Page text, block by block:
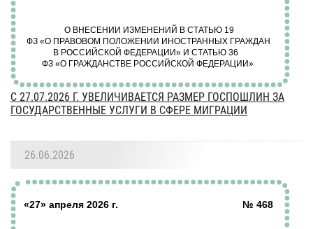
C 27.07.2026 Г. УВЕЛИЧИВАЕТСЯ РАЗМЕР ГОСПОШЛИН ЗА
ГОСУДАРСТВЕННЫЕ УСЛУГИ В СФЕРЕ МИГРАЦИИ
26.06.2026